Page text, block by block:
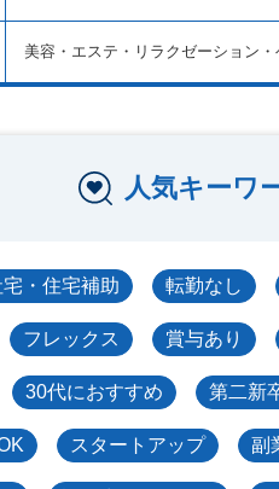
美容・エステ・リラクゼーション・
人気キーワ
宅・住宅補助 転勤なし
フレックス 賞与あり
30代におすすめ 第二新
スタートアップ 副